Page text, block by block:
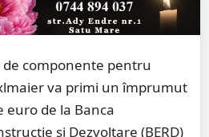
componente pentru
va primi un împrumut
euro de la Banca
și Dezvoltare (BERD)